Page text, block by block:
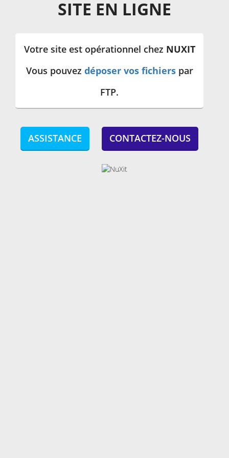
SITE EN LIGNE
Votre site est opérationnel chez NUXIT
Vous pouvez déposer vos fichierspar
FTP.
ASSISTANCE CONTACTEZ-NOUS